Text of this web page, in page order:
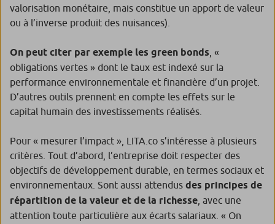
valorisation monétaire, mais constitue un apport de valeur
ou à l’inverse produit des nuisances).
On peut citer par exemple les green bonds , «
obligations vertes » dont le taux est indexé sur la
performance environnementale et financière d’un projet.
D’autres outils prennent en compte les effets sur le
capital humain des investissements réalisés.
Pour « mesurer l’impact », LITA.co s’intéresse à plusieurs
critères. Tout d’abord, l’entreprise doit respecter des
objectifs de développement durable, en termes sociaux et
environnementaux. Sont aussi attendus des principes de
répartition de la valeur et de la richesse , avec une
attention toute particulière aux écarts salariaux. « On